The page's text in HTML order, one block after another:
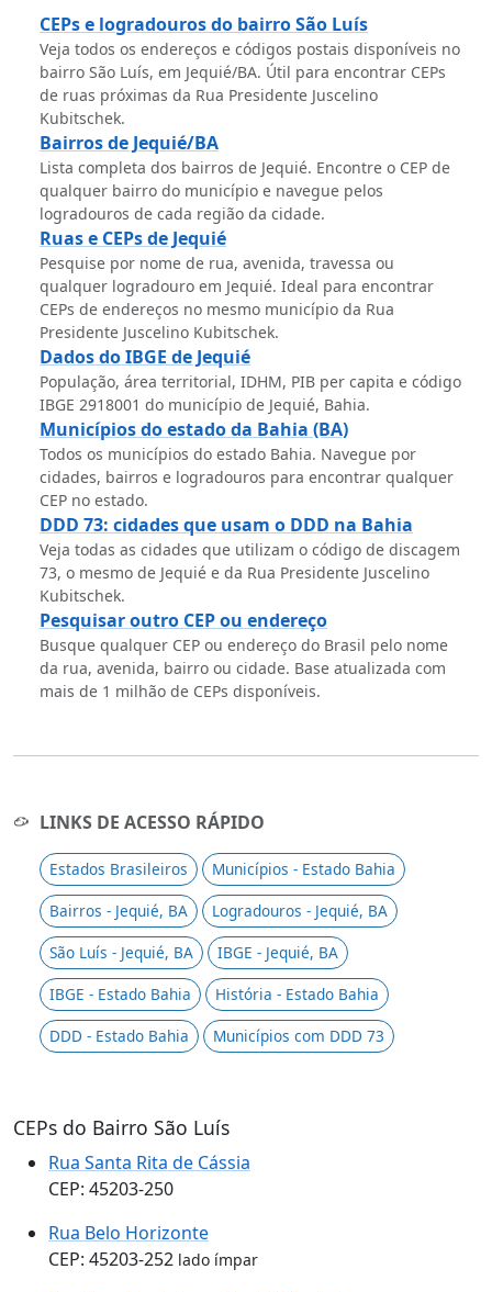
CEPs e logradouros do bairro São Luís
Veja todos os endereços e códigos postais disponíveis no
bairro São Luís, em Jequié/BA. Útil para encontrar CEPs
de ruas próximas da Rua Presidente Juscelino
Kubitschek.
Bairros de Jequié/BA
Lista completa dos bairros de Jequié. Encontre o CEP de
qualquer bairro do município e navegue pelos
logradouros de cada região da cidade.
Ruas e CEPs de Jequié
Pesquise por nome de rua, avenida, travessa ou
qualquer logradouro em Jequié. Ideal para encontrar
CEPs de endereços no mesmo município da Rua
Presidente Juscelino Kubitschek.
Dados do IBGE de Jequié
População, área territorial, IDHM, PIB per capita e código
IBGE 2918001 do município de Jequié, Bahia.
Municípios do estado da Bahia (BA)
Todos os municípios do estado Bahia. Navegue por
cidades, bairros e logradouros para encontrar qualquer
CEP no estado.
DDD 73: cidades que usam o DDD na Bahia
Veja todas as cidades que utilizam o código de discagem
73, o mesmo de Jequié e da Rua Presidente Juscelino
Kubitschek.
Pesquisar outro CEP ou endereço
Busque qualquer CEP ou endereço do Brasil pelo nome
da rua, avenida, bairro ou cidade. Base atualizada com
mais de 1 milhão de CEPs disponíveis.
LINKS DE ACESSO RÁPIDO
Estados Brasileiros
Municípios - Estado Bahia
Bairros - Jequié, BA
Logradouros - Jequié, BA
São Luís - Jequié, BA
IBGE - Jequié, BA
IBGE - Estado Bahia
História - Estado Bahia
DDD - Estado Bahia
Municípios com DDD 73
CEPs do Bairro São Luís
Rua Santa Rita de Cássia
CEP: 45203-250
Rua Belo Horizonte
CEP: 45203-252 lado ímpar